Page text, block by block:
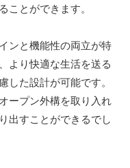
ことができます。
ンと機能性の両立が特
より快適な生活を送る
した設計が可能です。
ープン外構を取り入れ
出すことができるでし